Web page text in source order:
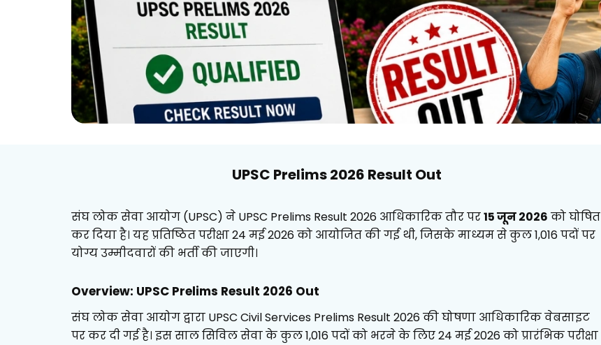
UPSC Prelims 2026 Result Out
संघ लोक सेवा आयोग (UPSC) ने UPSC Prelims Result 2026 आधिकारिक तौर पर15 जून 2026 को घोषित
कर दिया है। यह प्रतिष्ठित परीक्षा 24 मई 2026 को आयोजित की गई थी, जिसके माध्यम से कुल 1,016 पदों पर
योग्य उम्मीदवारों की भर्ती की जाएगी।
Overview: UPSC Prelims Result 2026 Out
संघ लोक सेवा आयोग द्वारा UPSC Civil Services Prelims Result 2026 की घोषणा आधिकारिक वेबसाइट
पर कर दी गई है। इस साल सिविल सेवा के कुल 1,016 पदों को भरने के लिए 24 मई 2026 को प्रारंभिक परीक्षा